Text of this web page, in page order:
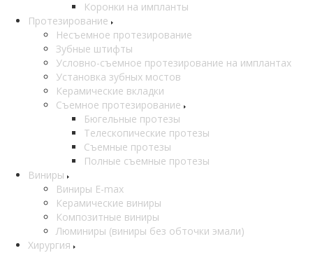
Коронки на импланты
Протезирование
Несъемное протезирование
Зубные штифты
Условно-съемное протезирование на имплантах
Установка зубных мостов
Керамические вкладки
Съемное протезирование
Бюгельные протезы
Телескопические протезы
Съемные протезы
Полные съемные протезы
Виниры
Виниры E-max
Керамические виниры
Композитные виниры
Люминиры (виниры без обточки эмали)
Хирургия